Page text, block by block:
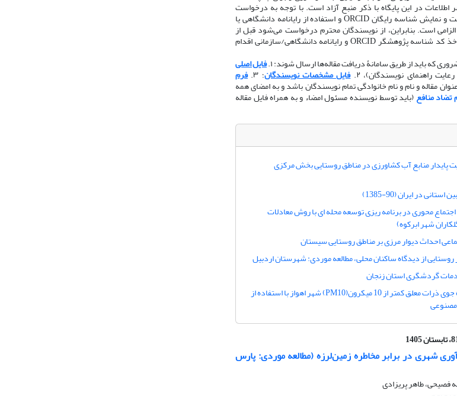
در این پایگاه با ذکر منبع آزاد است. با توجه به درخواست
کمیسیون نشریات علمی کشور، ثبت و نمایش شناسه رایگان ORCID و استفاده از رایانامه دانشگاهی یا
است. بنابراین، از نویسندگان محترم درخواست می‌شود قبل از
ارسال مقاله به نشریه نسبت به اخذ کد شناسه پژوهشگر ORCID و رایانامه دانشگاهی/سازمانی اقدام
که باید از طریق سامانۀ دریافت مقاله‌ها ارسال شوند: ۱. فایل اصلی
راهنمای نویسندگان)، ۲. فایل مشخصات نویسندگان؛ ۳. فرم
مقاله و نام و نام خانوادگی تمام نویسندگان باشد و به امضای همه
تضاد منافع(باید توسط نویسنده مسئول امضاء و به همراه فایل مقاله
پایدار منابع آب کشاورزی در مناطق روستایی بخش مرکزی
در ایران (90-1385)
محوری در برنامه ریزی توسعه محله ای با روش معادلات
شهر ابرکوه)
احداث دیوار مرزی بر مناطق روستایی سیستان
از دیدگاه ساکنان محلی، مطالعه موردی: شهرستان اردبیل
گردشگری استان زنجان
سنجش و پیش‌بینی آلاینده جوی ذرات معلق کمتر از 10 میکرون(PM10) شهر اهواز با استفاده از
شهری در برابر مخاطره زمین‌لرزه (مطالعه موردی: پارس
فصیحی، طاهر پریزادی